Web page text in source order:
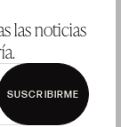
las noticias
SUSCRIBIRME